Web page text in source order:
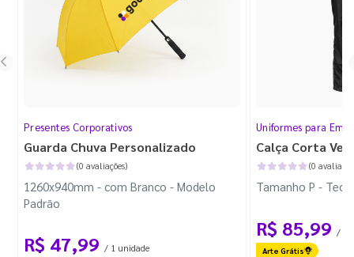
Presentes Corporativos
Guarda Chuva Personalizado
(0 avaliações)
1260x940mm - com Branco - Modelo
Padrão
R$ 47,99 / 1 unidade
Uniformes para
Calça Corta
(0
Tamanho P -
R$ 85,99 / 1
Arte Grátis